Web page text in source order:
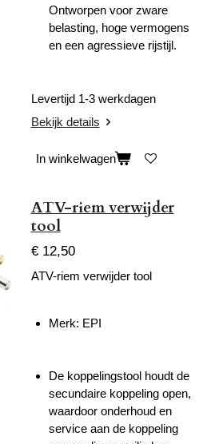
Ontworpen voor zware
belasting, hoge vermogens
en een agressieve rijstijl.
Levertijd 1-3 werkdagen
Bekijk details
In winkelwagen
ATV-riem verwijder
tool
€ 12,50
ATV-riem verwijder tool
Merk: EPI
De koppelingstool houdt de
secundaire koppeling open,
waardoor onderhoud en
service aan de koppeling